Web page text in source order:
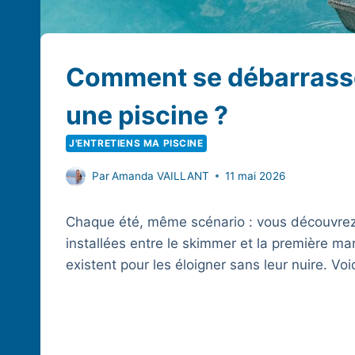
Comment se
une piscine ?
J'ENTRETIENS MA PISCINE
ParAmanda VAILLANT 11 mai 2026
Chaque été, même scénario : vous
installées entre le skimmer et la première
existent pour les éloigner sans leur nuire.